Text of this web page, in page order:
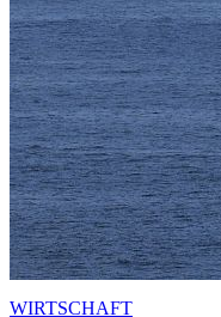
WIRTSCHAFT